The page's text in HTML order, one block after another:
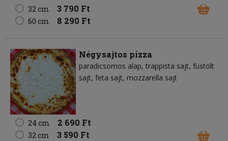
32 cm 3 790 Ft
60 cm 8 290 Ft
Négysajtos pizza
paradicsomos alap trappista sajt füstölt
sajt feta sajt mozzarella sajt
24 cm 2 690 Ft
32 cm 3 590 Ft